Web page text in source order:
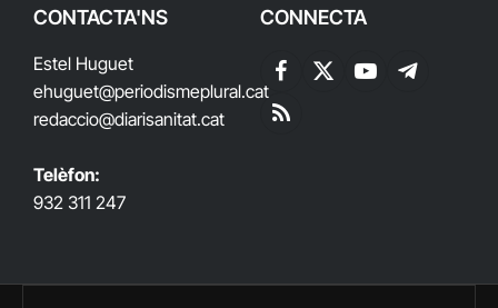
CONTACTA'NS
Estel Huguet
ehuguet@periodismeplural.cat
redaccio@diarisanitat.cat
Telèfon:
932 311 247
CONNECTA
Facebook
X
YouTubeTelegram
RSS